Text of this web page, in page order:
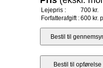
Lejepris :
700 kr.
Forfatterafgift :600 kr.